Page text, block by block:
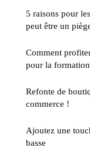
5 raisons pour
peut être un
Comment
pour la
Refonte de
commerce !
Ajoutez une
basse